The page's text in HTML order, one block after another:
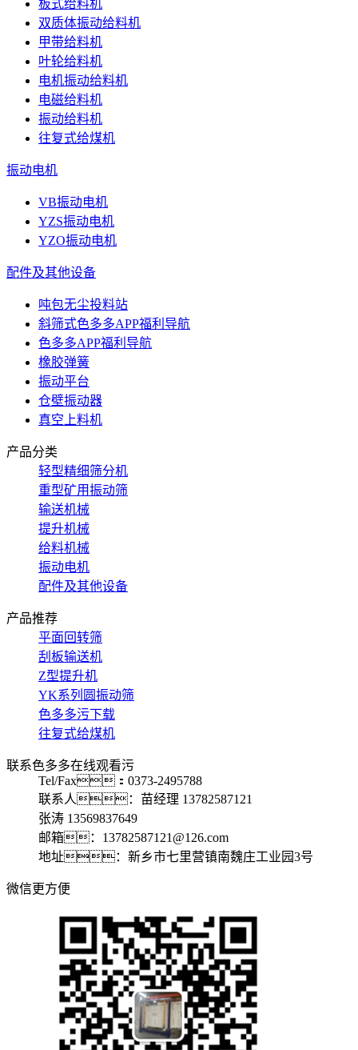
板式给料机
双质体振动给料机
甲带给料机
叶轮给料机
电机振动给料机
电磁给料机
振动给料机
往复式给煤机
振动电机
VB振动电机
YZS振动电机
YZO振动电机
配件及其他设备
吨包无尘投料站
斜筛式色多多APP福利导航
色多多APP福利导航
橡胶弹簧
振动平台
仓壁振动器
真空上料机
产品分类
轻型精细筛分机
重型矿用振动筛
输送机械
提升机械
给料机械
振动电机
配件及其他设备
产品推荐
平面回转筛
刮板输送机
Z型提升机
YK系列圆振动筛
色多多污下载
往复式给煤机
联系色多多在线观看污
Tel/Fax：0373-2495788
联系人：苗经理 13782587121
张涛 13569837649
邮箱：13782587121@126.com
地址：新乡市七里营镇南魏庄工业园3号
微信更方便